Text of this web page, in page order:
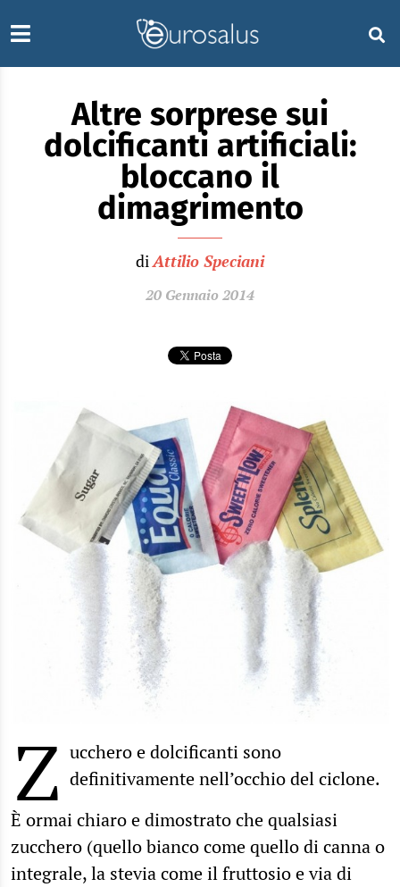
Altre sorprese sui
dolcificanti artificiali:
bloccano il
dimagrimento
diAttilio Speciani
20 Gennaio 2014
Z ucchero e dolcificanti sono
definitivamente nell’occhio del ciclone.
È ormai chiaro e dimostrato che qualsiasi
zucchero (quello bianco come quello di canna o
integrale, la stevia come il fruttosio e via di